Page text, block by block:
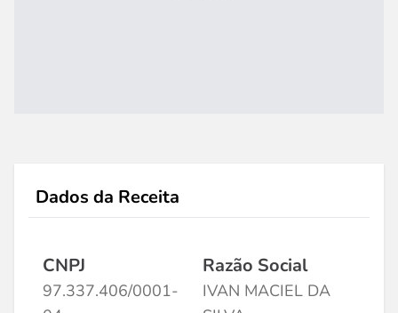
Dados da Receita
CNPJ
97.337.406/0001-
Razão Social
IVAN MACIEL DA